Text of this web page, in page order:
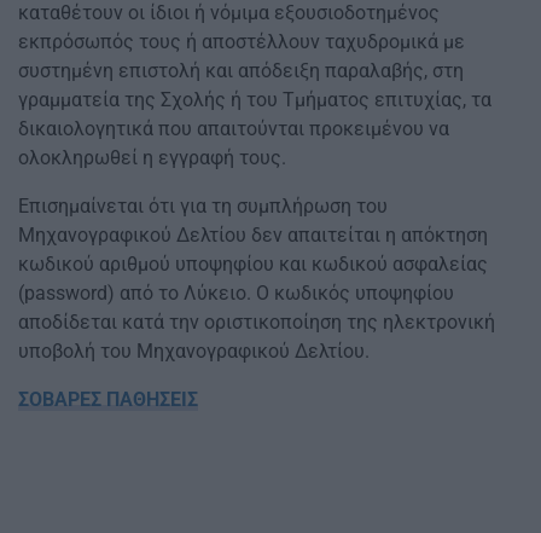
καταθέτουν οι ίδιοι ή νόμιμα εξουσιοδοτημένος
εκπρόσωπός τους ή αποστέλλουν ταχυδρομικά με
συστημένη επιστολή και απόδειξη παραλαβής, στη
γραμματεία της Σχολής ή του Τμήματος επιτυχίας, τα
δικαιολογητικά που απαιτούνται προκειμένου να
ολοκληρωθεί η εγγραφή τους.
Επισημαίνεται ότι για τη συμπλήρωση του
Μηχανογραφικού Δελτίου δεν απαιτείται η απόκτηση
κωδικού αριθμού υποψηφίου και κωδικού ασφαλείας
(password) από το Λύκειο. Ο κωδικός υποψηφίου
αποδίδεται κατά την οριστικοποίηση της ηλεκτρονική
υποβολή του Μηχανογραφικού Δελτίου.
ΣΟΒΑΡΕΣ ΠΑΘΗΣΕΙΣ